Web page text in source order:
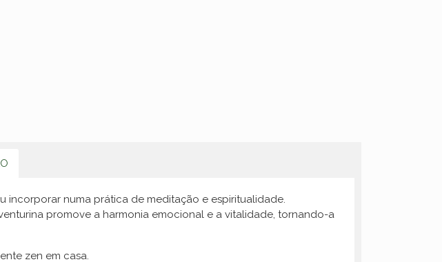
incorporar numa prática de meditação e espiritualidade.
promove a harmonia emocional e a vitalidade, tornando-a
zen em casa.